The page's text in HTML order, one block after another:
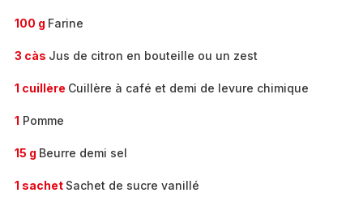
100 g Farine
3 càs Jus de citron en bouteille ou un zest
1 cuillère Cuillère à café et demi de levure chimique
1 Pomme
15 g Beurre demi sel
1 sachet Sachet de sucre vanillé